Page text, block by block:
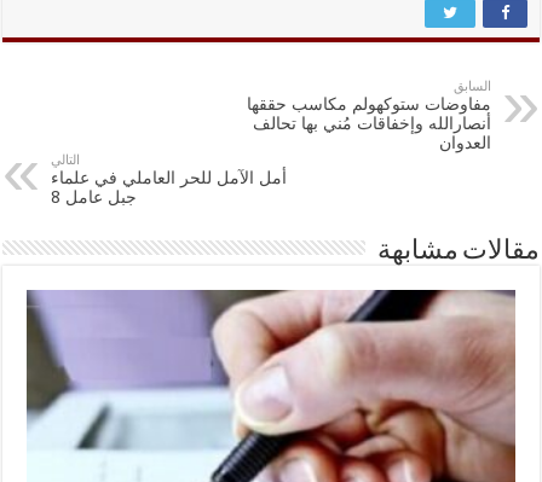
السابق
مفاوضات ستوكهولم مكاسب حققها
أنصارالله وإخفاقات مُني بها تحالف
العدوان
التالي
أمل الآمل للحر العاملي في علماء
جبل عامل 8
مقالات مشابهة